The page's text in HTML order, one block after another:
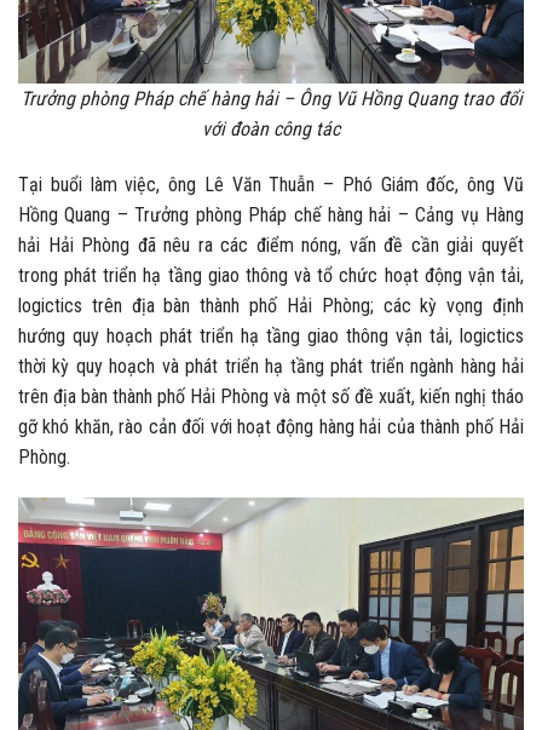
Trưởng phòng Pháp chế hàng hải – Ông Vũ Hồng Quang trao đổi
với đoàn công tác
Tại buổi làm việc, ông Lê Văn Thuẫn – Phó Giám đốc, ông Vũ
Hồng Quang – Trưởng phòng Pháp chế hàng hải – Cảng vụ Hàng
hải Hải Phòng đã nêu ra các điểm nóng, vấn đề cần giải quyết
trong phát triển hạ tầng giao thông và tổ chức hoạt động vận tải,
logictics trên địa bàn thành phố Hải Phòng; các kỳ vọng định
hướng quy hoạch phát triển hạ tầng giao thông vận tải, logictics
thời kỳ quy hoạch và phát triển hạ tầng phát triển ngành hàng hải
trên địa bàn thành phố Hải Phòng và một số đề xuất, kiến nghị tháo
gỡ khó khăn, rào cản đối với hoạt động hàng hải của thành phố Hải
Phòng.